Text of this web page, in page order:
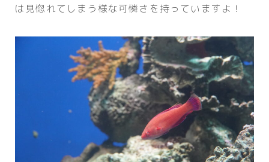
は見惚れてしまう様な可憐さを持っていますよ！